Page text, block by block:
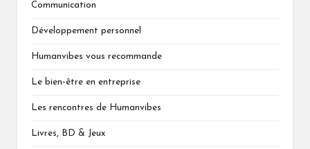
Communication
Développement personnel
Humanvibes vous recommande
Le bien-être en entreprise
Les rencontres de Humanvibes
Livres, BD & Jeux